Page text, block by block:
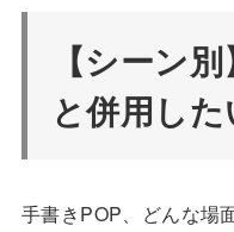
【シーン
と併用し
手書きPOP、どんな場